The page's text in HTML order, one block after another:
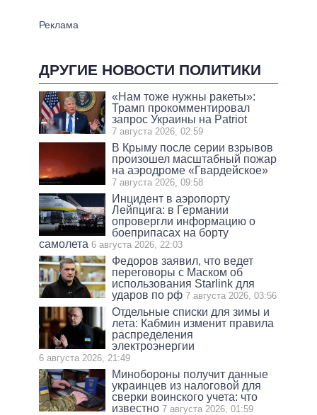
ДРУГИЕ НОВОСТИ ПОЛИТИКИ
«Нам тоже нужны ракеты»:
Трамп прокомментировал
запрос Украины на Patriot
7 августа 2026, 02:59
В Крыму после серии взрывов
произошел масштабный пожар
на аэродроме «Гвардейское»
7 августа 2026, 09:58
Инцидент в аэропорту
Лейпцига: в Германии
опровергли информацию о
боеприпасах на борту
самолета 6 августа 2026, 22:03
Федоров заявил, что ведет
переговоры с Маском об
использования Starlink для
ударов по рф 7 августа 2026, 03:56
Отдельные списки для зимы и
лета: Кабмин изменит правила
распределения
электроэнергии
6 августа 2026, 21:49
Минобороны получит данные
украинцев из налоговой для
сверки воинского учета: что
известно 7 августа 2026, 01:59